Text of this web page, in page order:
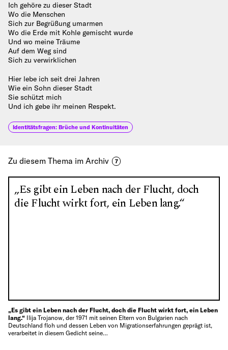
Ich gehöre zu dieser Stadt
Wo die Menschen
Sich zur Begrüßung umarmen
Wo die Erde mit Kohle gemischt wurde
Und wo meine Träume
Auf dem Weg sind
Sich zu verwirklichen
Hier lebe ich seit drei Jahren
Wie ein Sohn dieser Stadt
Sie schützt mich
Und ich gebe ihr meinen Respekt.
Identitätsfragen: Brüche und Kontinuitäten
Zu diesem Thema im Archiv 7
„Es gibt ein Leben nach der Flucht, doch
die Flucht wirkt fort, ein Leben lang.“
„Es gibt ein Leben nach der Flucht, doch die Flucht wirkt fort, ein Leben
lang.“ Ilija Trojanow, der 1971 mit seinen Eltern von Bulgarien nach
Deutschland floh und dessen Leben von Migrationserfahrungen geprägt ist,
verarbeitet in diesem Gedicht seine…